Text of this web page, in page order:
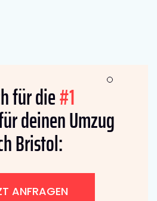
für die#1
deinen Umzug
Bristol:
ANFRAGEN